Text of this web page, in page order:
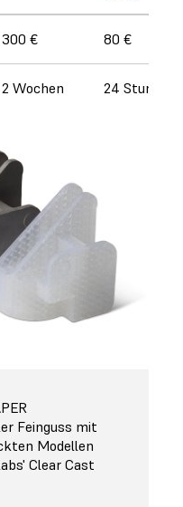
300 € 80 €
2 Wochen 24 Stunden
Feinguss mit
Modellen
Clear Cast